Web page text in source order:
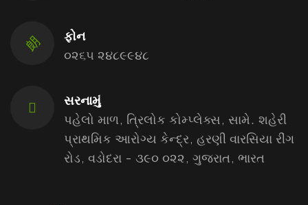
ફોન
૦૨૬૫ ૨૪૮૯૯૪૮
સરનામું
પહેલો માળ, ત્રિલોક કોમ્પ્લેક્સ, સામે. શહેરી
પ્રાથમિક આરોગ્ય કેન્દ્ર, હરણી વારસિયા રીંગ
રોડ, વડોદરા - ૩૯૦ ૦૨૨, ગુજરાત, ભારત